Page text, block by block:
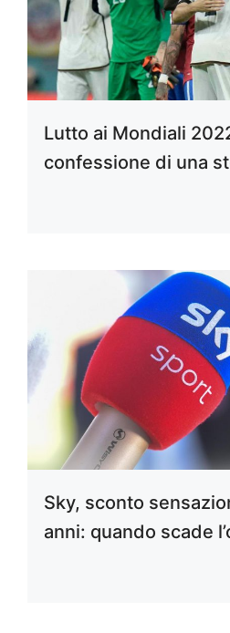
Lutto ai Mondiali
confessione di una
Sky, sconto
anni: quando scade